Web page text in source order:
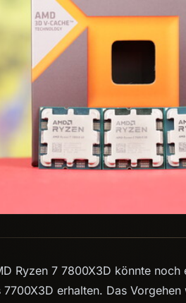
Ryzen 7 7800X3D könnte
erhalten. Das